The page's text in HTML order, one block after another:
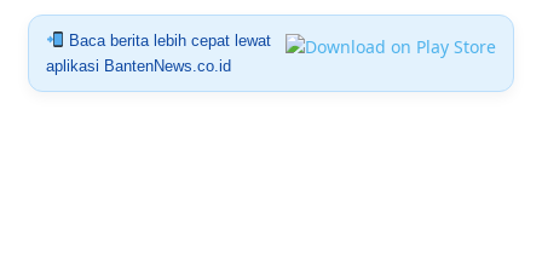
Baca berita lebih cepat lewat
aplikasi BantenNews.co.id